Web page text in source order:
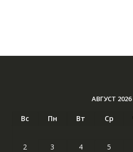
АВГУСТ 2026
Вс Пн Вт Ср
2
3 4 5